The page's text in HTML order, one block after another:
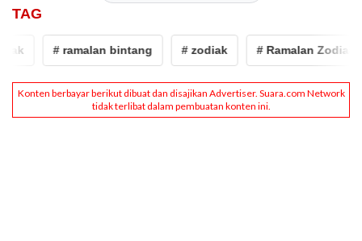
TAG
# ramalan bintang # zodiak # Ramalan Zodiak